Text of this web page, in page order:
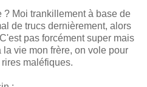
? Moi trankillement à base de
de trucs dernièrement, alors
pas forcément super mais
vie mon frère, on vole pour
maléfiques.